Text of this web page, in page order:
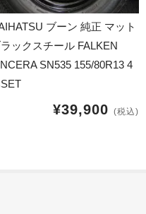
ブーン 純正 マット
ックスチール FALKEN
SN535 155/80R13 4
¥39,900 (税込)